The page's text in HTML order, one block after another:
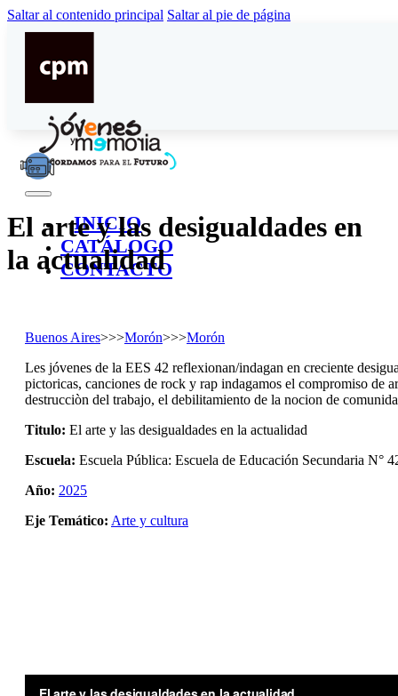
Saltar al contenido principal Saltar al pie de página
INICIO
CATÁLOGO
CONTACTO
El arte y las desigualdades en
la actualidad
Buenos Aires>>>Morón>>>Morón
Les jóvenes de la EES 42 reflexionan/indagan en creciente
pictoricas, canciones de rock y rap indagamos el compromiso de
destrucciòn del trabajo, el debilitamiento de la nocion de
Titulo: El arte y las desigualdades en la actualidad
Escuela: Escuela Pública: Escuela de Educación Secundaria N°
Año: 2025
Eje Temático: Arte y cultura